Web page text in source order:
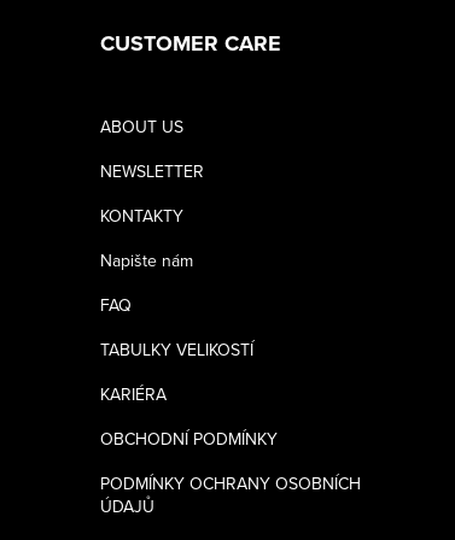
CUSTOMER CARE
ABOUT US
NEWSLETTER
KONTAKTY
Napište nám
FAQ
TABULKY VELIKOSTÍ
KARIÉRA
OBCHODNÍ PODMÍNKY
PODMÍNKY OCHRANY OSOBNÍCH
ÚDAJŮ